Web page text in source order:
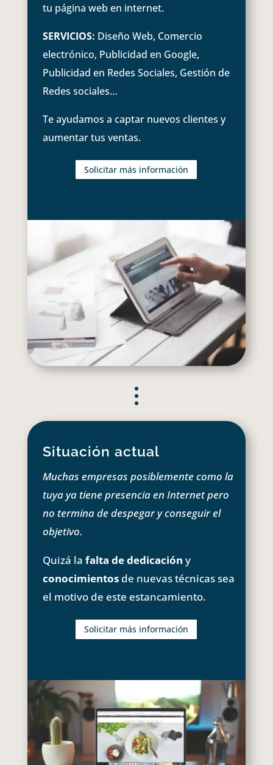
tu página web en internet.
SERVICIOS: Diseño Web, Comercio
electrónico, Publicidad en Google,
Publicidad en Redes Sociales, Gestión de
Redes sociales…
Te ayudamos a captar nuevos clientes y
aumentar tus ventas.
Solicitar más información
Situación actual
Muchas empresas posiblemente como la
tuya ya tiene presencia en Internet pero
no termina de despegar y conseguir el
objetivo.
Quizá la falta de dedicación y
conocimientosde nuevas técnicas sea
el motivo de este estancamiento.
Solicitar más información